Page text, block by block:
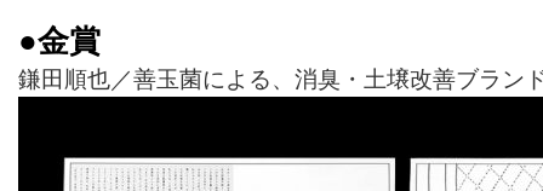
●金賞
鎌田順也／善玉菌による、消臭・土壌改善ブラン